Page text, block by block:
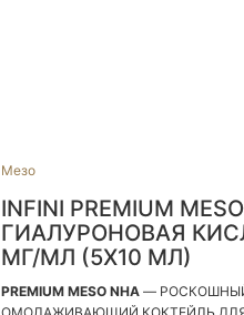
Мезо
INFINI PREMIUM
ГИАЛУРОНОВАЯ
МГ/МЛ (5Х10 МЛ)
PREMIUM MESO NHA —